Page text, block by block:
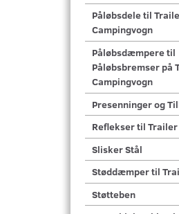
Påløbsdele til
Campingvogn
Påløbsdæmpere til
Påløbsbremser på
Campingvogn
Presenninger og
Reflekser til Trailer
Slisker Stål
Støddæmper til
Støtteben